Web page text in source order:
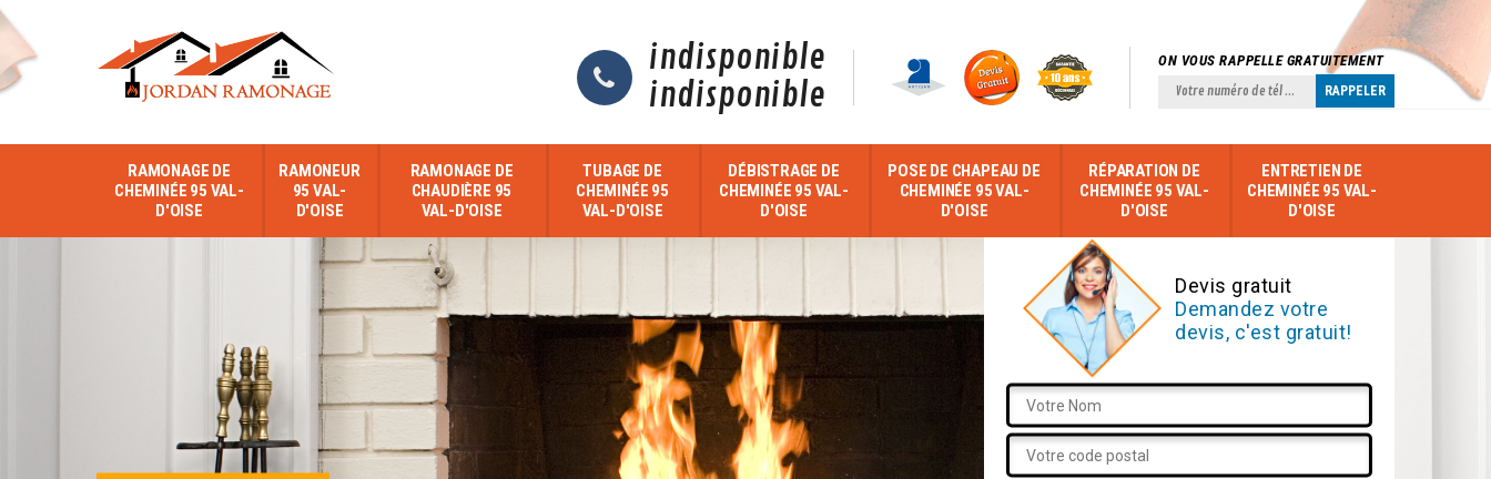
indisponible
indisponible
ON VOUS RAPPELLE GRATUITEMENT
RAMONAGE DE
CHEMINÉE 95 VAL-
D'OISE
RAMONEUR
95 VAL-
D'OISE
RAMONAGE DE
CHAUDIÈRE 95
VAL-D'OISE
TUBAGE DE
CHEMINÉE 95
VAL-D'OISE
DÉBISTRAGE DE
CHEMINÉE 95 VAL-
D'OISE
POSE DE CHAPEAU DE
CHEMINÉE 95 VAL-
D'OISE
RÉPARATION DE
CHEMINÉE 95 VAL-
D'OISE
ENTRETIEN DE
CHEMINÉE 95 VAL-
D'OISE
Devis gratuit
Demandez votre
devis, c'est gratuit!